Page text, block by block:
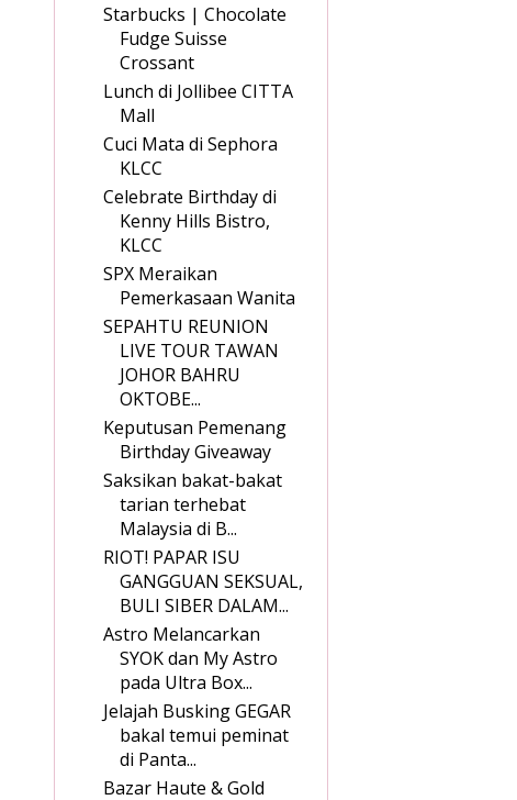
Starbucks | Chocolate
Fudge Suisse
Crossant
Lunch di Jollibee CITTA
Mall
Cuci Mata di Sephora
KLCC
Celebrate Birthday di
Kenny Hills Bistro,
KLCC
SPX Meraikan
Pemerkasaan Wanita
SEPAHTU REUNION
LIVE TOUR TAWAN
JOHOR BAHRU
OKTOBE...
Keputusan Pemenang
Birthday Giveaway
Saksikan bakat-bakat
tarian terhebat
Malaysia di B...
RIOT! PAPAR ISU
GANGGUAN SEKSUAL,
BULI SIBER DALAM...
Astro Melancarkan
SYOK dan My Astro
pada Ultra Box...
Jelajah Busking GEGAR
bakal temui peminat
di Panta...
Bazar Haute & Gold